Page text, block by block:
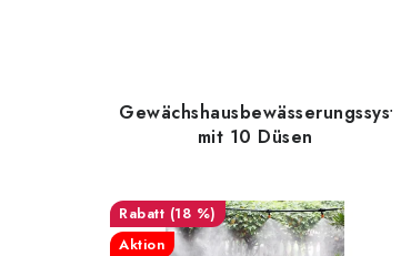
Gewächshausbewässerungssystem
mit 10 Düsen
(18 %)
Aktion